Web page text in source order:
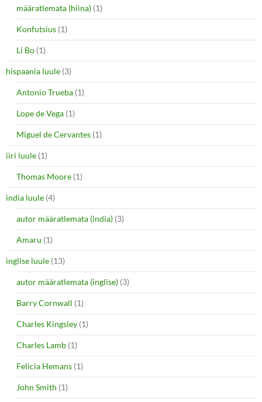
määratlemata (hiina) (1)
Konfutsius (1)
Li Bo (1)
hispaania luule (3)
Antonio Trueba (1)
Lope de Vega (1)
Miguel de Cervantes (1)
iiri luule (1)
Thomas Moore (1)
india luule (4)
autor määratlemata (india) (3)
Amaru (1)
inglise luule (13)
autor määratlemata (inglise) (3)
Barry Cornwall (1)
Charles Kingsley (1)
Charles Lamb (1)
Felicia Hemans (1)
John Smith (1)